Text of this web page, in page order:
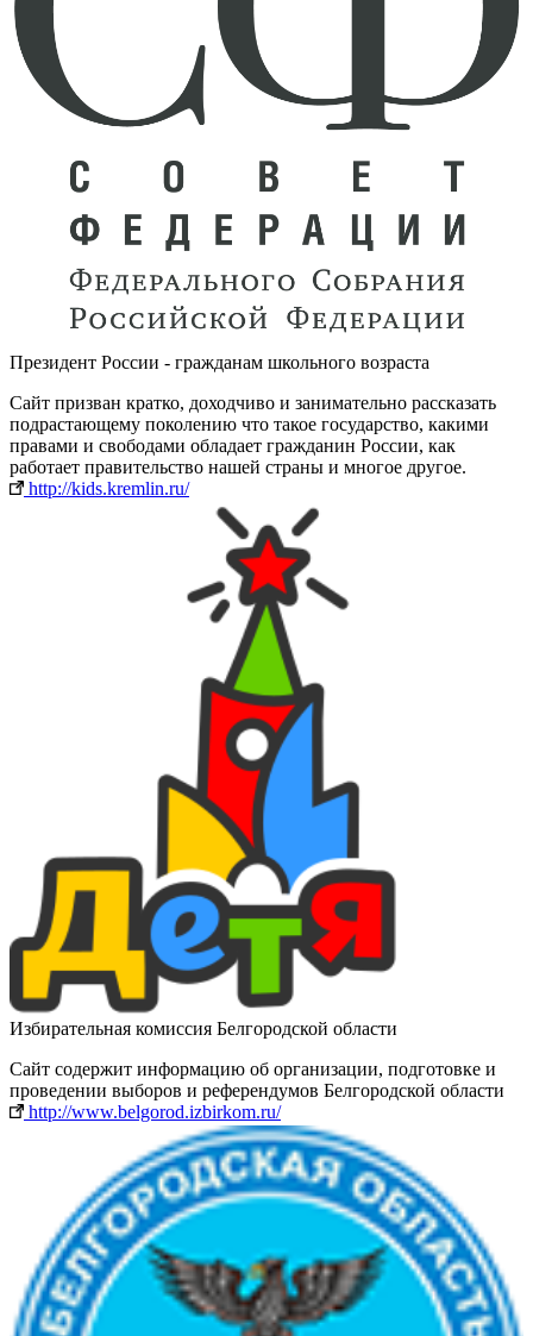
Президент России - гражданам школьного возраста
Cайт призван кратко, доходчиво и занимательно рассказать
подрастающему поколению что такое государство, какими
правами и свободами обладает гражданин России, как
работает правительство нашей страны и многое другое.
http://kids.kremlin.ru/
Избирательная комиссия Белгородской области
Сайт содержит информацию об организации, подготовке и
проведении выборов и референдумов Белгородской области
http://www.belgorod.izbirkom.ru/